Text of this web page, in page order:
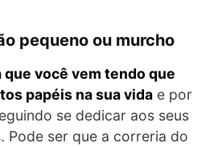
pequeno ou murcho
que você vem tendo que
papéis na sua vida e por
se dedicar aos seus
Pode ser que a correria do